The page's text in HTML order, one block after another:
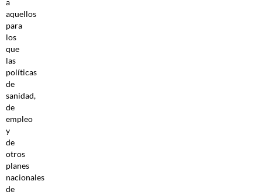
a
aquellos
para
los
que
las
políticas
de
sanidad,
de
empleo
y
de
otros
planes
nacionales
de